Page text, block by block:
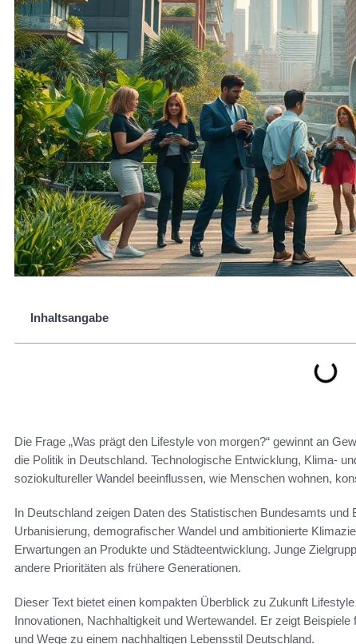
Inhaltsangabe
Die Frage „Was prägt den Lifestyle von morgen?“ gewinnt an
die Politik in Deutschland. Technologische Entwicklung, Klima-
soziokultureller Wandel beeinflussen, wie Menschen wohnen,
In Deutschland zeigen Daten des Statistischen Bundesamts
Urbanisierung, demografischer Wandel und ambitionierte
Erwartungen an Produkte und Städteentwicklung. Junge
andere Prioritäten als frühere Generationen.
Dieser Text bietet einen kompakten Überblick zu Zukunft
Innovationen, Nachhaltigkeit und Wertewandel. Er zeigt
und Wege zu einem nachhaltigen Lebensstil Deutschland.